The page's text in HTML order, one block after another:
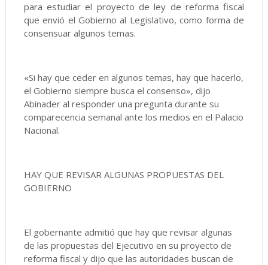
para estudiar el proyecto de ley de reforma fiscal
que envió el Gobierno al Legislativo, como forma de
consensuar algunos temas.
«Si hay que ceder en algunos temas, hay que hacerlo,
el Gobierno siempre busca el consenso», dijo
Abinader al responder una pregunta durante su
comparecencia semanal ante los medios en el Palacio
Nacional.
HAY QUE REVISAR ALGUNAS PROPUESTAS DEL
GOBIERNO
El gobernante admitió que hay que revisar algunas
de las propuestas del Ejecutivo en su proyecto de
reforma fiscal y dijo que las autoridades buscan de